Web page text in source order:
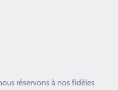
réservons à nos fidèles